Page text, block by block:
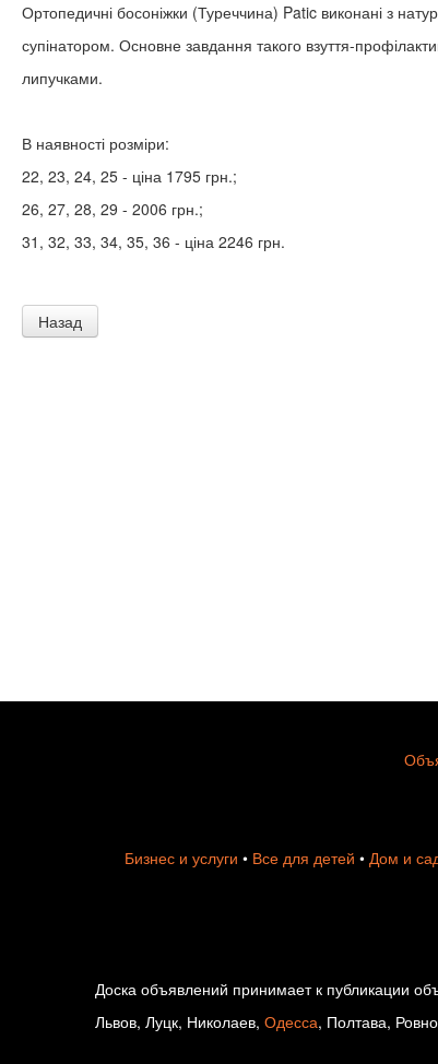
Ортопедичні босоніжки (Туреччина) Patic виконані з
супінатором. Основне завдання такого взуття-
липучками.
В наявності розміри:
22, 23, 24, 25 - ціна 1795 грн.;
26, 27, 28, 29 - 2006 грн.;
31, 32, 33, 34, 35, 36 - ціна 2246 грн.
Назад
Бизнес и услуги • Все для детей • Дом и
Доска объявлений принимает к публикации
Львов, Луцк, Николаев, Одесса, Полтава,